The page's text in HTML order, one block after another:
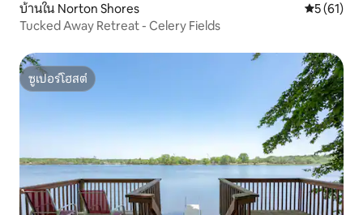
บ้านใน Norton Shores คะแนนเฉลี่
5 (61)
Tucked Away Retreat - Celery Fields
ซูเปอร์โฮสต์
ซูเปอร์โฮสต์